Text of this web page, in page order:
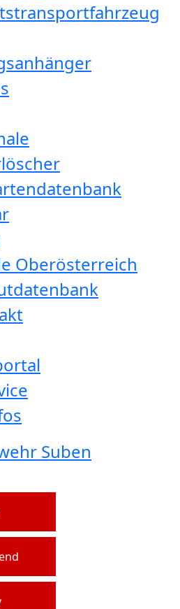
Oberösterreich
Suben